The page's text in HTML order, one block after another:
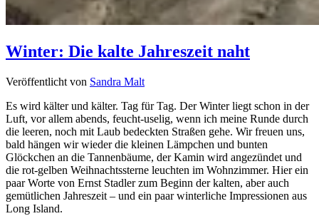
Winter: Die kalte Jahreszeit naht
Veröffentlicht von Sandra Malt
Es wird kälter und kälter. Tag für Tag. Der Winter liegt schon in der
Luft, vor allem abends, feucht-uselig, wenn ich meine Runde durch
die leeren, noch mit Laub bedeckten Straßen gehe. Wir freuen uns,
bald hängen wir wieder die kleinen Lämpchen und bunten
Glöckchen an die Tannenbäume, der Kamin wird angezündet und
die rot-gelben Weihnachtssterne leuchten im Wohnzimmer. Hier ein
paar Worte von Ernst Stadler zum Beginn der kalten, aber auch
gemütlichen Jahreszeit – und ein paar winterliche Impressionen aus
Long Island.